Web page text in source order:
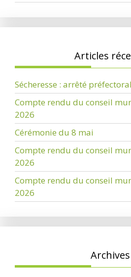
Articles
Sécheresse : arrêté
Compte rendu du conseil
2026
Cérémonie du 8 mai
Compte rendu du conseil
2026
Compte rendu du conseil
2026
Archives